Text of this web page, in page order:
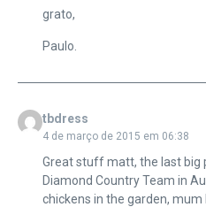
grato,
Paulo.
tbdress
4 de março de 2015 em 06:38
Great stuff matt, the last big
Diamond Country Team in
chickens in the garden,